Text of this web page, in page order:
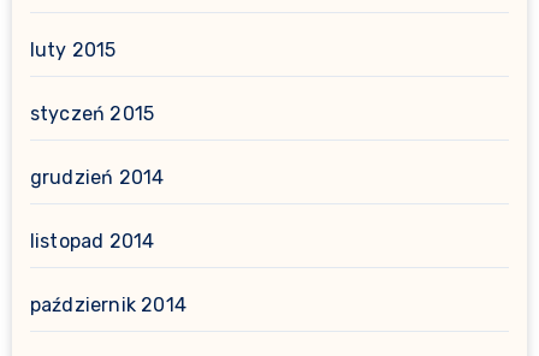
luty 2015
styczeń 2015
grudzień 2014
listopad 2014
październik 2014